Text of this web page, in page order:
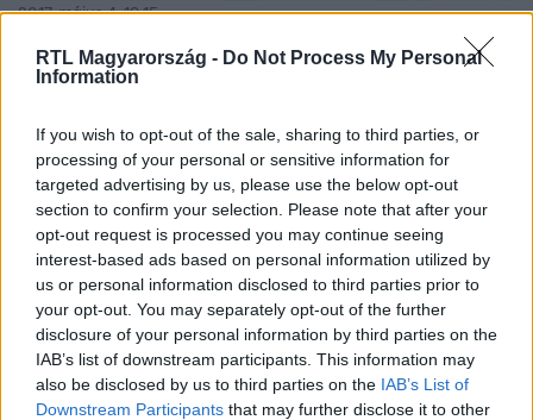
RTL Magyarország - Do Not Process My Personal
Information
If you wish to opt-out of the sale, sharing to third parties, or
processing of your personal or sensitive information for
targeted advertising by us, please use the below opt-out
section to confirm your selection. Please note that after your
opt-out request is processed you may continue seeing
interest-based ads based on personal information utilized by
us or personal information disclosed to third parties prior to
your opt-out. You may separately opt-out of the further
disclosure of your personal information by third parties on the
IAB’s list of downstream participants. This information may
also be disclosed by us to third parties on the IAB’s List of
Downstream Participants that may further disclose it to other
2017. május 4. 19:15
Következő rész (2017. május 05.)
Ramóna Joe és Barbi nyakára küldi a gyámhivatalt. Bécy
el egy titkos tartalmú rejtélyes ládát. Alexa már egy ideje
csetel egy pasival, aki randevúra hívja.
2:30